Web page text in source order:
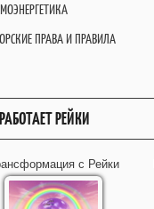
ПРАВА И ПРАВИЛА
РЕЙКИ
с Рейки